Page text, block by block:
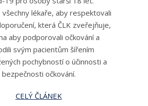
všechny lékaře, aby respektovali
která ČLK zveřejňuje,
aby podporovali očkování a
svým pacientům šířením
pochybností o účinnosti a
bezpečnosti očkování.
CELÝ ČLÁNEK